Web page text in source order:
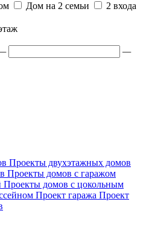
Дом на 2 семьи
2 входа
—
Проекты двухэтажных домов
Проекты домов с гаражом
Проекты домов с цокольным
Проект гаража Проект